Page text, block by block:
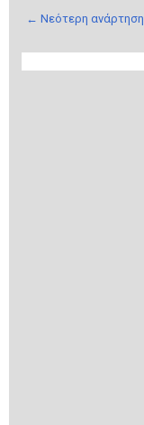
← Νεότερη ανάρτηση